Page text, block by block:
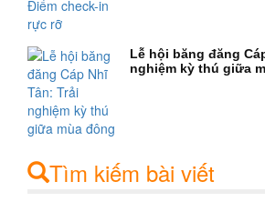
Lễ hội băng đăng
nghiệm kỳ thú giữa
Tìm kiếm bài viết